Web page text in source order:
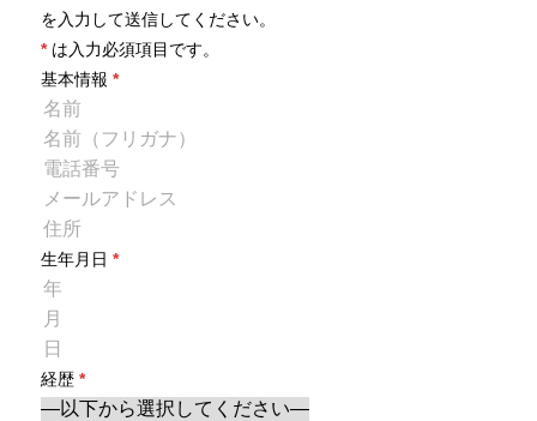
を入力して送信してください。
*は入力必須項目です。
基本情報 *
生年月日 *
経歴 *